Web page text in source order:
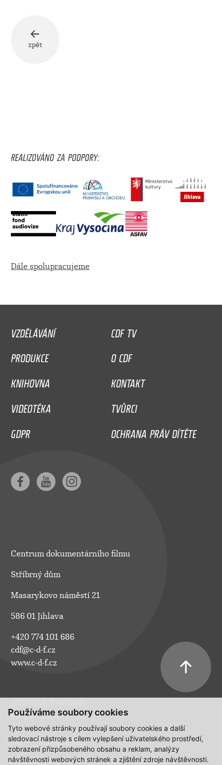
Používáme soubory cookies
Tyto webové stránky používají soubory cookies a další
sledovací nástroje s cílem vylepšení uživatelského prostředí,
zobrazení přizpůsobeného obsahu a reklam, analýzy
návštěvnosti webových stránek a zjištění zdroje návštěvnosti.
zpět
REALIZOVÁNO ZA PODPORY:
Dále spolupracujeme
VZDĚLÁVÁNÍ
CDF TV
PRODUKCE
O CDF
KNIHOVNA
KONTAKT
VIDEOTÉKA
TVŮRCI
GDPR
OCHRANA PRÁV DÍTĚTE
Centrum dokumentárního filmu
Stříbrný dům
Masarykovo náměstí 21
586 01 Jihlava
+420 774 101 686
cdf@c-d-f.cz
www.c-d-f.cz
Po–Pá:
10.00–18.00
So:
na požádání
Ne:
na požádání
Polední pauza ve všední dny a v sobotu 13:00 - 14:00.